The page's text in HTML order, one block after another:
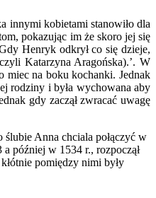
innymi kobietami stanowiło dla
pokazując im że skoro jej się
Henryk odkrył co się dzieje,
Katarzyna Aragońska).’. W
miec na boku kochanki. Jednak
rodziny i była wychowana aby
gdy zaczął zwracać uwagę
Anna chciala połączyć w
później w 1534 r., rozpoczął
pomiędzy nimi były